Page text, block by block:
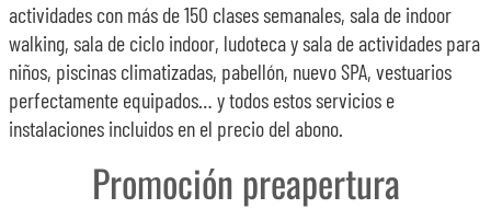
actividades con más de 150 clases semanales, sala de indoor
walking, sala de ciclo indoor, ludoteca y sala de actividades para
niños, piscinas climatizadas, pabellón, nuevo SPA, vestuarios
perfectamente equipados… y todos estos servicios e
instalaciones incluidos en el precio del abono.
Promoción preapertura